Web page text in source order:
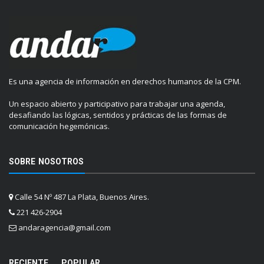
Es una agencia de información en derechos humanos de la CPM.
Un espacio abierto y participativo para trabajar una agenda,
desafiando las lógicas, sentidos y prácticas de las formas de
comunicación hegemónicas.
SOBRE NOSOTROS
Calle 54 Nº 487 La Plata, Buenos Aires.
221 426-2904
andaragencia@gmail.com